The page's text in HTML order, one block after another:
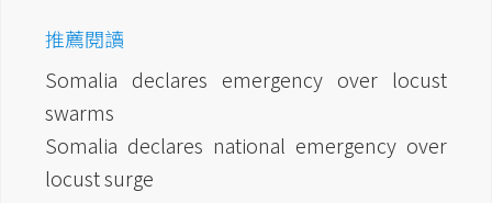
推薦閱讀
Somalia declares emergency over locust
swarms
Somalia declares national emergency over
locust surge